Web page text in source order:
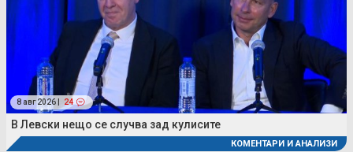
8 авг 2026 | 24
В Левски нещо се случва зад кулисите
КОМЕНТАРИ И АНАЛИЗИ